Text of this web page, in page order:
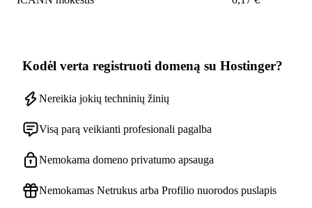
Kodėl verta registruoti domeną su Hostinger?
Nereikia jokių techninių žinių
Visą parą veikianti profesionali pagalba
Nemokama domeno privatumo apsauga
Nemokamas Netrukus arba Profilio nuorodos puslapis